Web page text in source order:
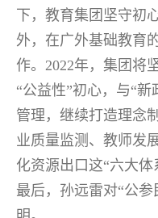
下，教育集团坚守初
外，在广外基础教育
作。2022年，集团将
“公益性”初心，与“
管理，继续打造理念
业质量监测、教师发
化资源出口这“六大体
最后，孙远雷对“公